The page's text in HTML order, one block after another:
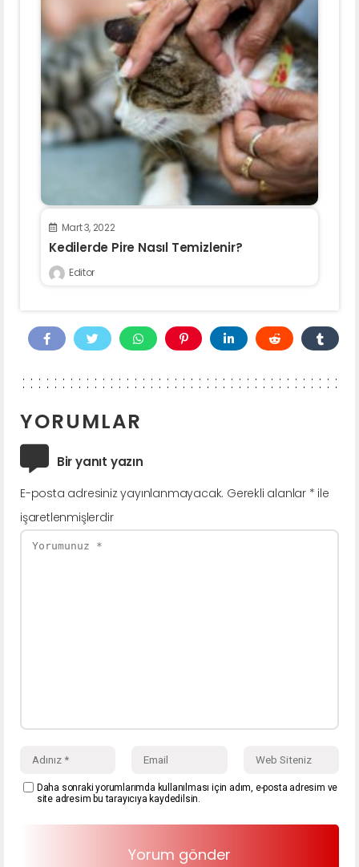
Mart 3, 2022
Kedilerde Pire Nasıl Temizlenir?
Editor
YORUMLAR
Bir yanıt yazın
E-posta adresiniz yayınlanmayacak. Gerekli alanlar * ile
işaretlenmişlerdir
Daha sonraki yorumlarımda kullanılması için adım, e-posta adresim ve
site adresim bu tarayıcıya kaydedilsin.